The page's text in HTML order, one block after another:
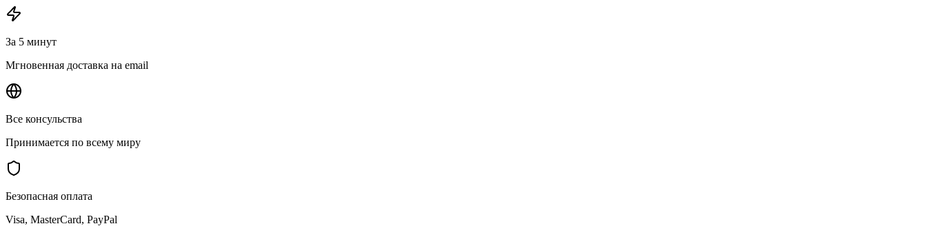
За 5 минут
Мгновенная доставка на email
Все консульства
Принимается по всему миру
Безопасная оплата
Visa, MasterCard, PayPal